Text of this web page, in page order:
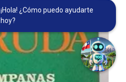
¡Hola! ¿Cómo puedo ayudarte
hoy?